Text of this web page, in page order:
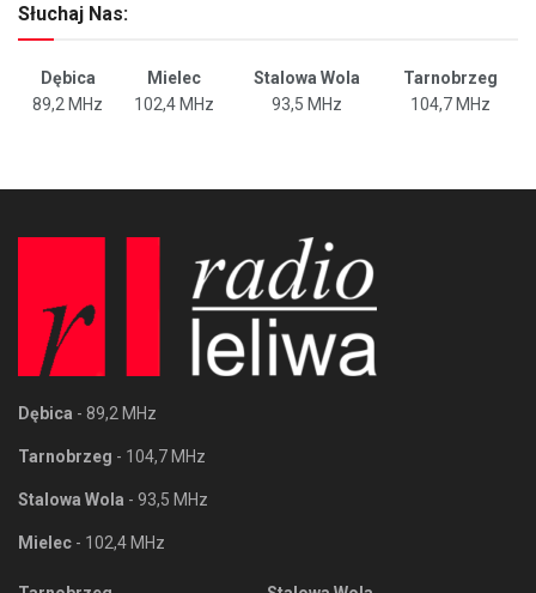
Słuchaj Nas:
Dębica Mielec Stalowa Wola
Tarnobrzeg
89,2 MHz
102,4 MHz 93,5 MHz 104,7 MHz
Dębica - 89,2 MHz
Tarnobrzeg - 104,7 MHz
Stalowa Wola - 93,5 MHz
Mielec - 102,4 MHz